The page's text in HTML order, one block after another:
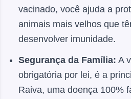
vacinado, você ajuda a
animais mais velhos que
desenvolver imunidade.
Segurança da Família: A
obrigatória por lei, é a
Raiva, uma doença 100%